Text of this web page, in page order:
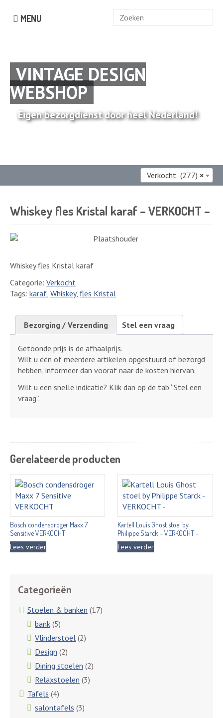
MENU
Zoek
VINTAGE DESIGN
WEBSHOP
Eigen bezorgdienst door heel Nederland!
×
Verkocht (277)
Whiskey fles Kristal karaf – VERKOCHT –
Whiskey fles Kristal karaf
Categorie: Verkocht
Tags: karaf, Whiskey, fles Kristal
Bezorging / Verzending Stel een vraag
Getoonde prijs is de afhaalprijs.
Wilt u één of meerdere artikelen opgestuurd of bezorgd
hebben, informeer dan vooraf naar de kosten hiervan.
Wilt u een snelle indicatie? Klik dan op de tab “Stel een
vraag”.
Gerelateerde producten
Bosch condensdroger Maxx 7
Sensitive VERKOCHT
Lees verder
Kartell Louis Ghost stoel by
Philippe Starck – VERKOCHT –
Lees verder
Categorieën
Stoelen & banken (17)
bank (5)
Vlinderstoel (2)
Design (2)
Dining stoelen (2)
Relaxstoelen (3)
Tafels (4)
salontafels (3)